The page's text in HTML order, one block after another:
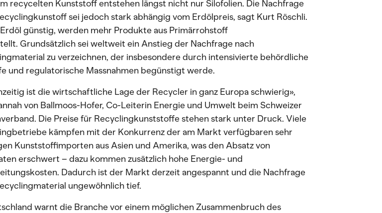
recycelten Kunststoff entstehen längst nicht nur Silofolien. Die Nachfrage
sei jedoch stark abhängig vom Erdölpreis, sagt Kurt Röschli.
günstig, werden mehr Produkte aus Primärrohstoff
Grundsätzlich sei weltweit ein Anstieg der Nachfrage nach
zu verzeichnen, der insbesondere durch intensivierte behördliche
und regulatorische Massnahmen begünstigt werde.
ist die wirtschaftliche Lage der Recycler in ganz Europa schwierig»,
von Ballmoos-Hofer, Co-Leiterin Energie und Umwelt beim Schweizer
Die Preise für Recyclingkunststoffe stehen stark unter Druck. Viele
kämpfen mit der Konkurrenz der am Markt verfügbaren sehr
Kunststoffimporten aus Asien und Amerika, was den Absatz von
erschwert – dazu kommen zusätzlich hohe Energie- und
Dadurch ist der Markt derzeit angespannt und die Nachfrage
ungewöhnlich tief.
warnt die Branche vor einem möglichen Zusammenbruch des